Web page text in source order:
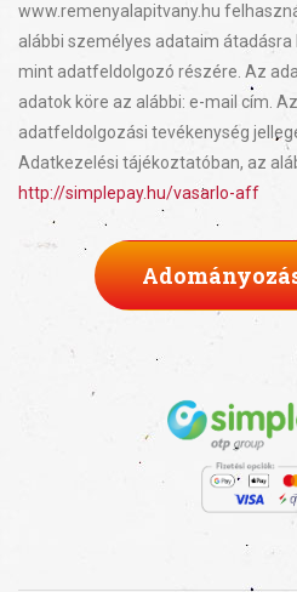
www.remenyalapitvany.hu
alábbi személyes adataim átadásra
mint adatfeldolgozó részére. Az
adatok köre az alábbi: e-mail cím.
adatfeldolgozási tevékenység
Adatkezelési tájékoztatóban, az
http://simplepay.hu/vasarlo-aff